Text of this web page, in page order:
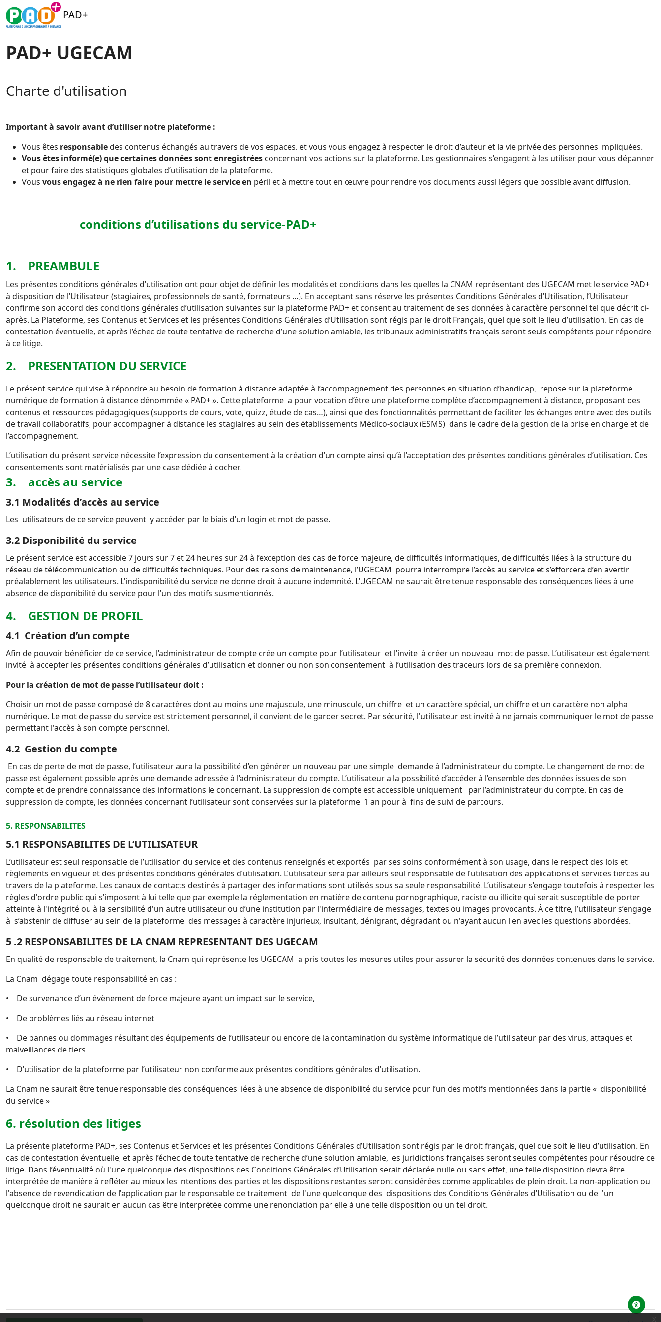
Passer au contenu principal
PAD+
PAD+ UGECAM
Charte d'utilisation
Important à savoir avant d’utiliser notre plateforme :
Vous êtes responsabledes contenus échangés au travers de vos espaces, et vous vous engagez à respecter le droit d’auteur et la vie privée des personnes impliquées.
Vous êtes informé(e) que certaines données sont enregistrées concernant vos actions sur la plateforme. Les gestionnaires s’engagent à les utiliser pour vous dépanner
et pour faire des statistiques globales d’utilisation de la plateforme.
Vous vous engagez à ne rien faire pour mettre le service en péril et à mettre tout en œuvre pour rendre vos documents aussi légers que possible avant diffusion.
conditions d’utilisations du service-PAD+
1. PREAMBULE
Les présentes conditions générales d’utilisation ont pour objet de définir les modalités et conditions dans les quelles la CNAM représentant des UGECAM met le service PAD+
à disposition de l’Utilisateur (stagiaires, professionnels de santé, formateurs …). En acceptant sans réserve les présentes Conditions Générales d’Utilisation, l’Utilisateur
confirme son accord des conditions générales d’utilisation suivantes sur la plateforme PAD+ et consent au traitement de ses données à caractère personnel tel que décrit ci-
après. La Plateforme, ses Contenus et Services et les présentes Conditions Générales d’Utilisation sont régis par le droit Français, quel que soit le lieu d’utilisation. En cas de
contestation éventuelle, et après l’échec de toute tentativede recherche d’une solution amiable, les tribunaux administratifs français seront seuls compétents pour répondre
à ce litige.
2. PRESENTATION DU SERVICE
Le présent service qui vise à répondre au besoin de formation à distance adaptée à l’accompagnement des personnes en situation d’handicap, repose sur la plateforme
numérique de formation à distance dénommée « PAD+ ». Cette plateforme a pour vocation d’être une plateforme complète d’accompagnement à distance, proposant des
contenus et ressources pédagogiques (supports de cours, vote, quizz, étude de cas…), ainsi que des fonctionnalités permettant de faciliter les échanges entre avec des outils
de travail collaboratifs, pour accompagner à distance les stagiaires au sein des établissements Médico-sociaux (ESMS) dans le cadre de la gestion de la prise en charge et de
l’accompagnement.
L’utilisation du présent service nécessite l’expression du consentement à la création d’un compte ainsi qu’à l’acceptation des présentes conditions générales d’utilisation. Ces
consentements sont matérialisés par une case dédiée à cocher.
3. accès au service
3.1 Modalités d’accès au service
Les utilisateurs de ce service peuvent y accéder par le biais d’un login et mot de passe.
3.2 Disponibilité du service
Le présent service est accessible 7 jours sur 7 et 24 heures sur 24 à l’exception des cas de force majeure, de difficultés informatiques, de difficultés liées à la structure du
réseau de télécommunication ou de difficultés techniques. Pour des raisons de maintenance, l’UGECAM pourra interrompre l’accès au service et s’efforcera d’en avertir
préalablement les utilisateurs. L’indisponibilité du service ne donne droit à aucune indemnité. L’UGECAM ne saurait être tenue responsable des conséquences liées à une
absence de disponibilité du service pour l’un des motifs susmentionnés.
4. GESTION DE PROFIL
4.1 Création d’un compte
Afin de pouvoir bénéficier de ce service, l’administrateur de compte crée un compte pour l’utilisateur et l’invite à créer un nouveau mot de passe. L’utilisateur est également
invité à accepter les présentes conditions générales d’utilisation et donner ou non son consentement à l’utilisation des traceurs lors de sa première connexion.
Pour la création de mot de passe l’utilisateur doit :
Choisir un mot de passe composé de 8 caractères dont au moins une majuscule, une minuscule, un chiffre et un caractère spécial, un chiffre et un caractère non alpha
numérique. Le mot de passe du service est strictement personnel, il convient de le garder secret. Par sécurité, l'utilisateur est invité à ne jamais communiquer le mot de passe
permettant l'accès à son compte personnel.
4.2 Gestion du compte
En cas de perte de mot de passe, l’utilisateur aura la possibilité d’en générer un nouveau par une simple demande à l’administrateur du compte. Le changement de mot de
passe est également possible après une demande adressée à l’administrateur du compte. L’utilisateur a la possibilité d’accéder à l’ensemble des données issues de son
compte et de prendre connaissance des informations le concernant. La suppression de compte est accessible uniquement par l’administrateur du compte. En cas de
suppression de compte, les données concernant l’utilisateur sont conservées sur la plateforme 1 an pourà fins de suivi de parcours.
5. RESPONSABILITES
5.1 RESPONSABILITES DE L’UTILISATEUR
L’utilisateur est seul responsable de l’utilisation du service et des contenus renseignés et exportés par ses soins conformément à son usage, dans le respect des lois et
règlements en vigueur et des présentes conditions générales d’utilisation. L’utilisateur sera par ailleurs seul responsable de l’utilisation des applications et services tierces au
travers de la plateforme. Les canaux de contacts destinés à partager des informations sont utilisés sous sa seule responsabilité. L’utilisateur s’engage toutefois à respecter les
règles d'ordre public qui s’imposent à lui telle que par exemple la réglementation en matière de contenu pornographique, raciste ou illicite qui serait susceptible de porter
atteinte à l'intégrité ou à la sensibilité d'un autre utilisateur ou d’une institution par l'intermédiaire de messages, textes ou images provocants. À ce titre, l’utilisateur s’engage
à s’abstenir de diffuser au sein de la plateforme des messages à caractère injurieux, insultant, dénigrant, dégradant ou n'ayant aucun lien avec les questions abordées.
5 .2 RESPONSABILITES DE LA CNAM REPRESENTANT DES UGECAM
En qualité de responsable de traitement, la Cnam qui représente les UGECAM a pris toutes les mesures utiles pour assurer la sécurité des données contenues dans le service.
La Cnam dégage toute responsabilité en cas :
• De survenance d’un évènement de force majeure ayant un impact sur le service,
• De problèmes liés au réseau internet
• De pannes ou dommages résultant des équipements de l’utilisateur ou encore de la contamination du système informatique de l’utilisateur par des virus, attaques et
malveillances de tiers
• D’utilisation de la plateforme par l’utilisateur non conforme aux présentes conditions générales d’utilisation.
La Cnam ne saurait être tenue responsable des conséquences liées à une absence de disponibilité du service pour l’un des motifs mentionnées dans la partie « disponibilité
du service »
6. résolution des litiges
La présente plateforme PAD+, ses Contenus et Services et les présentes Conditions Générales d’Utilisation sont régis par le droit français, quel que soit le lieu d’utilisation. En
cas de contestation éventuelle, et après l’échec de toutetentative de recherche d’une solution amiable, les juridictions françaises seront seules compétentes pour résoudre ce
litige. Dans l’éventualité où l'une quelconque des dispositions des Conditions Générales d’Utilisation serait déclarée nulle ou sans effet, une telle disposition devra être
interprétée de manière à refléter au mieux les intentions des parties et les dispositions restantes seront considérées comme applicables de plein droit. La non-application ou
l'absence de revendication de l'application par le responsable de traitement de l'unequelconque des dispositions des Conditions Générales d’Utilisation ou de l'un
quelconque droit ne saurait en aucun cas être interprétée comme une renonciation par elle à une telle disposition ou un tel droit.